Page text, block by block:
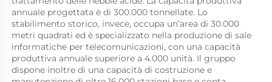
annuale progettata è di 300.000 tonnellate. Lo
stabilimento storico, invece, occupa un’area di 30.000
metri quadrati ed è specializzato nella produzione di sale
informatiche per telecomunicazioni, con una capacità
produttiva annuale superiore a 4.000 unità. Il gruppo
dispone inoltre di una capacità di costruzione e